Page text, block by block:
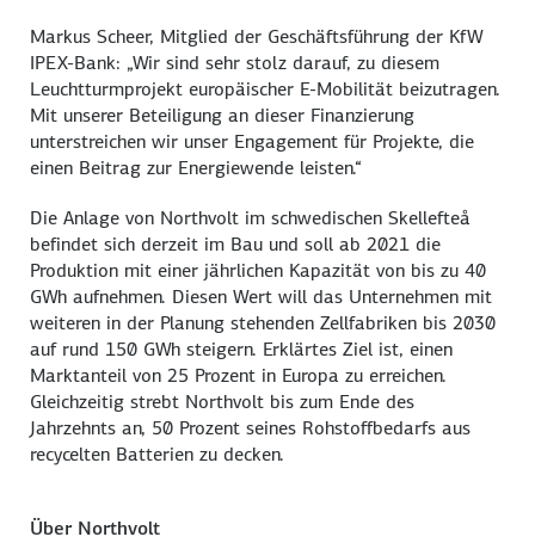
Markus Scheer, Mitglied der Geschäftsführung der KfW
IPEX-Bank: „Wir sind sehr stolz darauf, zu diesem
Leuchtturmprojekt europäischer E-Mobilität beizutragen.
Mit unserer Beteiligung an dieser Finanzierung
unterstreichen wir unser Engagement für Projekte, die
einen Beitrag zur Energiewende leisten.“
Die Anlage von Northvolt im schwedischen Skellefteå
befindet sich derzeit im Bau und soll ab 2021 die
Produktion mit einer jährlichen Kapazität von bis zu 40
GWh aufnehmen. Diesen Wert will das Unternehmen mit
weiteren in der Planung stehenden Zellfabriken bis 2030
auf rund 150 GWh steigern. Erklärtes Ziel ist, einen
Marktanteil von 25 Prozent in Europa zu erreichen.
Gleichzeitig strebt Northvolt bis zum Ende des
Jahrzehnts an, 50 Prozent seines Rohstoffbedarfs aus
recycelten Batterien zu decken.
Über Northvolt